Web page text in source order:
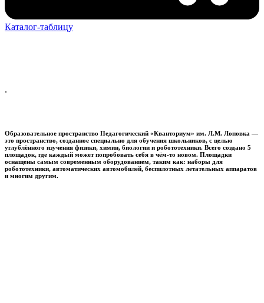
Каталог-таблицу
.
Образовательное пространство Педагогический «Кванториум» им. Л.М. Лоповка —
это пространство, созданное специально для обучения школьников, с целью
углублённого изучения физики, химии, биологии и робототехники. Всего создано 5
площадок, где каждый может попробовать себя в чём-то новом. Площадки
оснащены самым современным оборудованием, таким как: наборы для
робототехники, автоматических автомобилей, беспилотных летательных аппаратов
и многим другим.